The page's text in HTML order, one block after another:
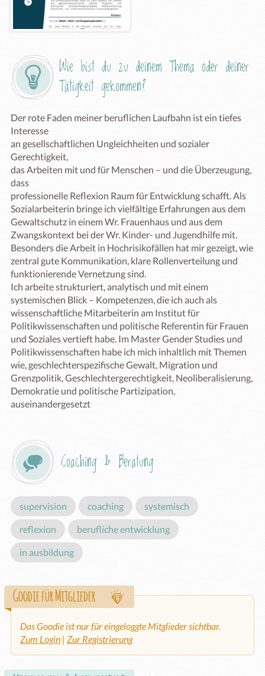
Wie bist du zu deinem Thema oder deiner
Tätigkeit gekommen?
Der rote Faden meiner beruflichen Laufbahn ist ein tiefes
Interesse
an gesellschaftlichen Ungleichheiten und sozialer
Gerechtigkeit,
das Arbeiten mit und für Menschen – und die Überzeugung,
dass
professionelle Reflexion Raum für Entwicklung schafft. Als
Sozialarbeiterin bringe ich vielfältige Erfahrungen aus dem
Gewaltschutz in einem Wr. Frauenhaus und aus dem
Zwangskontext bei der Wr. Kinder- und Jugendhilfe mit.
Besonders die Arbeit in Hochrisikofällen hat mir gezeigt, wie
zentral gute Kommunikation, klare Rollenverteilung und
funktionierende Vernetzung sind.
Ich arbeite strukturiert, analytisch und mit einem
systemischen Blick – Kompetenzen, die ich auch als
wissenschaftliche Mitarbeiterin am Institut für
Politikwissenschaften und politische Referentin für Frauen
und Soziales vertieft habe. Im Master Gender Studies und
Politikwissenschaften habe ich mich inhaltlich mit Themen
wie, geschlechterspezifische Gewalt, Migration und
Grenzpolitik, Geschlechtergerechtigkeit, Neoliberalisierung,
Demokratie und politische Partizipation,
auseinandergesetzt
Coaching & Beratung
supervision coaching systemisch
reflexion berufliche entwicklung
in ausbildung
Goodie für Mitglieder
Das Goodie ist nur für eingeloggte Mitglieder sichtbar.
Zum Login | Zur Registrierung